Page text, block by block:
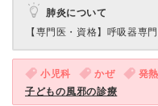
肺炎について
【専門医・資格】 呼吸器専
小児科 かぜ 発
子どもの風邪の診療